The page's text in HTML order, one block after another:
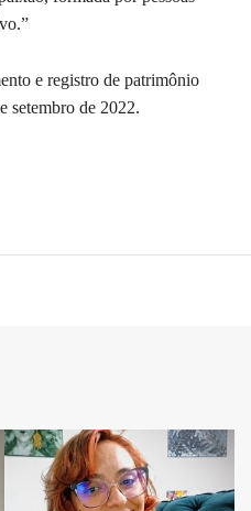
e registro de patrimônio
setembro de 2022.